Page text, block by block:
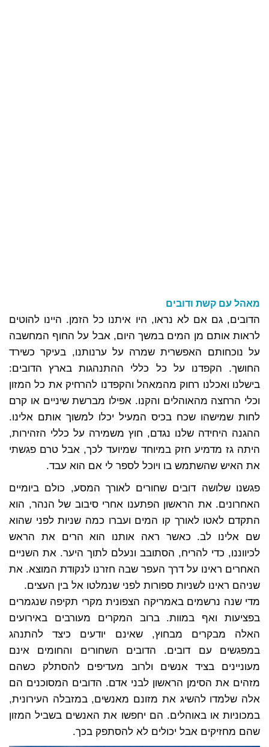
מאהל עם קשת ודובים
הדובים, גם אם לא נראו, היו איתנו כל הזמן. היינו להוטים
לראות אותם מן המים במשך היום, אבל על החוף המחשבה
על נוכחותם האפשרית שמרה על ערנותנו, בעיקר כשירד
החושך. הקפדנו על כל כללי ההתנהגות בארץ הדובים:
בישלנו ואכלנו רחוק מהמאהל והקפדנו להרחיק את כל המזון
וכלי הרחצה מהאוהלים והקנו. אפילו מברשת שיניים או קרם
לחות שמישהו שכח בכיס המעיל יכלו למשוך אותם אלינו.
ההגנה היחידה שלנו נגדם, חוץ משמירה על כללי הזהירות,
היתה גז מדמיע חזק במיוחד שמיועד לכך, אבל טרם פגשתי
את האיש שהשתמש בו ויוכל לספר לי אם הוא עבד.
פגשנו שלושה דובים שחורים לאורך המסע, כולם ביומיים
האחרונים. את הראשון הפתענו אחרי סיבוב של הנהר, הוא
התקדם לאטו לאורך קו המים ועברו כמה שניות לפני שהוא
שם אלינו לב. כאשר ראה אותנו הוא הרים את הראש
לכיווננו, כדי להריח, הסתובב ונעלם לתוך היער. את השניים
האחרים ראינו על דרך העפר שבה חזרנו לנקודת המוצא. את
שניהם ראינו לשניות ספורות לפני שנמלטו אל בין העצים.
מדי שנה נרשמים באמריקה הצפונית מקרי תקיפה שנגמרים
בפציעות ואף במוות. ברוב המקרים מעורבים באירועים
האלה מבקרים מבחוץ, שאינם יודעים כיצד להתנהג
במפגשים עם דובים. הדובים השחורים והחומים אינם
מעוניינים בציד אנשים ולרוב מעדיפים להסתלק כשהם
מזהים את הסימן הראשון לבני אדם. הדובים המסוכנים הם
אלה שלמדו להשיג את מזונם מאנשים, במזבלה העירונית,
במכוניות או באוהלים. הם יחפשו את האנשים בשביל המזון
שהם מחזיקים אבל יכולים לא להסתפק בכך.